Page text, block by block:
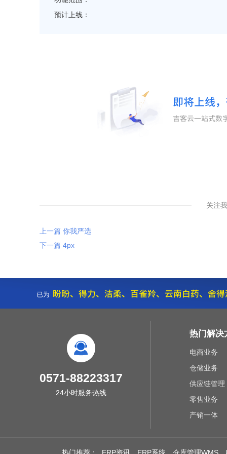
预计上线：
关注
上一篇 你我严选
下一篇 4px
0571-88223317
24小时服务热线
热门解决
电商业务
仓储业务
供应链管理
零售业务
产销一体